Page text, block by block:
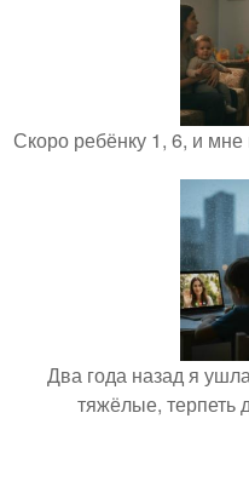
Скоро ребёнку 1, 6, и мне
Два года назад я
тяжёлые, терпеть